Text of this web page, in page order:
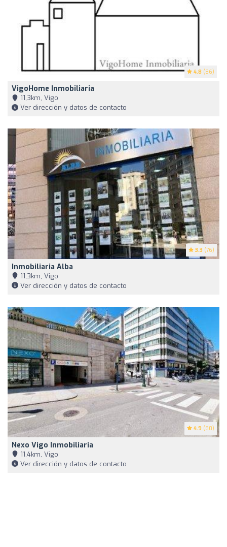
4.8 (86)
VigoHome Inmobiliaria
11,3km, Vigo
Ver dirección y datos de contacto
3.3 (76)
Inmobiliaria Alba
11,3km, Vigo
Ver dirección y datos de contacto
4.9 (60)
Nexo Vigo Inmobiliaria
11,4km, Vigo
Ver dirección y datos de contacto